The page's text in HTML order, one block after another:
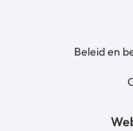
Beleid en